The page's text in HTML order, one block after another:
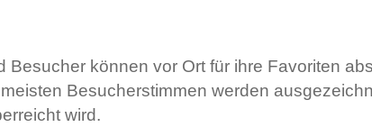
Besucher können vor Ort für ihre Favoriten
Besucherstimmen werden
wird.